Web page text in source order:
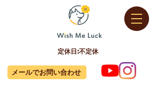
定休日:不定休
メールでお問い合わせ